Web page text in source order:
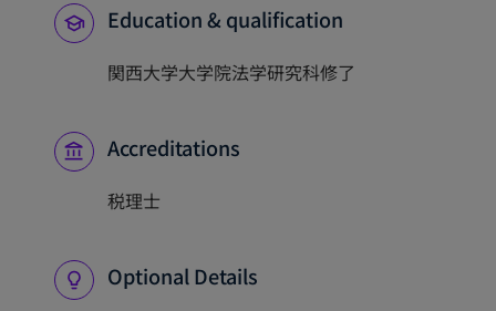
Education & qualification
関西大学大学院法学研究科修了
Accreditations
税理士
Optional Details